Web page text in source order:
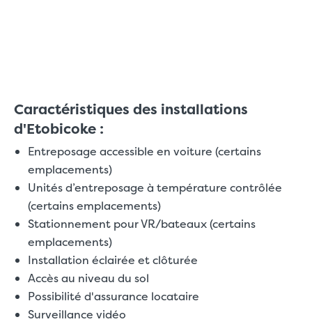
Caractéristiques des installations
d'Etobicoke :
Entreposage accessible en voiture (certains
emplacements)
Unités d’entreposage à température contrôlée
(certains emplacements)
Stationnement pour VR/bateaux (certains
emplacements)
Installation éclairée et clôturée
Accès au niveau du sol
Possibilité d'assurance locataire
Surveillance vidéo